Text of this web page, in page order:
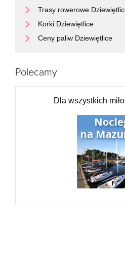
Trasy rowerowe
Korki Dziewiętlice
Ceny paliw Dziewiętlice
Polecamy
Dla wszystkich